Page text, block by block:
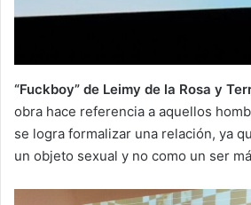
“Fuckboy” de Leimy de la Rosa y
obra hace referencia a aquellos
se logra formalizar una relación, ya
un objeto sexual y no como un ser